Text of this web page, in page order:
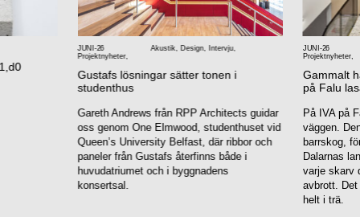
JUNI-26 Akustik, Design, Intervju,
Projektnyheter,
Gustafs lösningar sätter tonen i
studenthus
Gareth Andrews från RPP Architects guidar
oss genom One Elmwood, studenthuset vid
Queen’s University Belfast, där ribbor och
paneler från Gustafs återfinns både i
huvudatriumet och i byggnadens
konsertsal.
JUNI-26
Projektnyheter,
Gammalt
på Falu
På IVA på
väggen.
barrskog,
Dalarnas
varje skarv
avbrott. Det
helt i trä.